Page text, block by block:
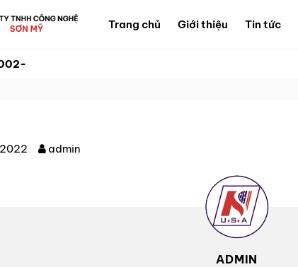
Trang chủ Giới thiệu Tin tức
admin
ADMIN